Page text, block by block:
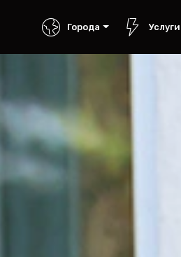
Города Услуги